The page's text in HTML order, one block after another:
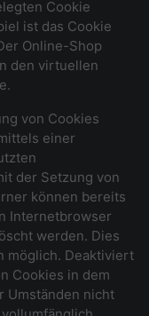
Cookie
ist das Cookie
Online-Shop
den virtuellen
von Cookies
einer
der Setzung von
können bereits
Internetbrowser
werden. Dies
möglich. Deaktiviert
Cookies in dem
Umständen nicht